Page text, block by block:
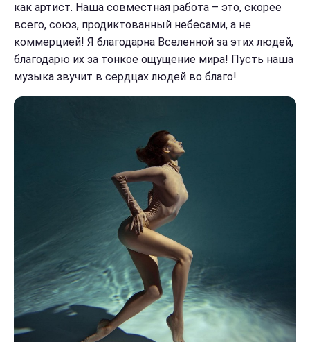
как артист. Наша совместная работа – это, скорее
всего, союз, продиктованный небесами, а не
коммерцией! Я благодарна Вселенной за этих людей,
благодарю их за тонкое ощущение мира! Пусть наша
музыка звучит в сердцах людей во благо!